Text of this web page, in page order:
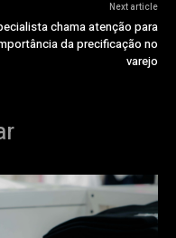
Next article
chama atenção para
da precificação no
varejo